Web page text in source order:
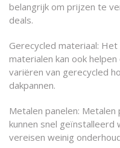
belangrijk om prijzen te
deals.
Gerecycled materiaal:
materialen kan ook
variëren van gerecycled
dakpannen.
Metalen panelen:
kunnen snel geïnstalleerd
vereisen weinig